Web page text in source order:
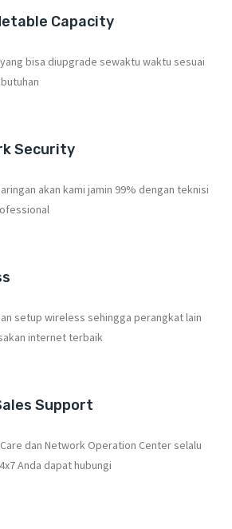
Capacity
bisa diupgrade sewaktu waktu sesuai
Security
akan kami jamin 99% dengan teknisi
setup wireless sehingga perangkat lain
internet terbaik
Support
dan Network Operation Center selalu
Anda dapat hubungi